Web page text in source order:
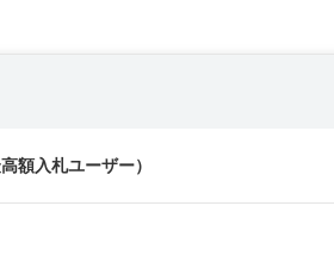
高額入札ユーザー）